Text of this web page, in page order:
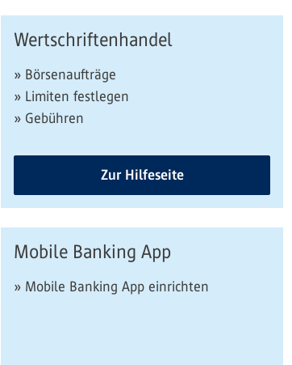
Wertschriftenhandel
» Börsenaufträge
» Limiten festlegen
» Gebühren
Zur Hilfeseite
Mobile Banking App
» Mobile Banking App einrichten